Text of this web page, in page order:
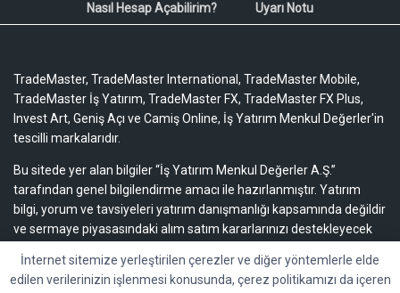
Nasıl Hesap Açabilirim?
Uyarı Notu
TradeMaster, TradeMaster International, TradeMaster Mobile,
TradeMaster İş Yatırım, TradeMaster FX, TradeMaster FX Plus,
Invest Art, Geniş Açı ve Camiş Online, İş Yatırım Menkul Değerler'in
tescilli markalarıdır.
Bu sitede yer alan bilgiler “İş Yatırım Menkul Değerler A.Ş.”
tarafından genel bilgilendirme amacı ile hazırlanmıştır. Yatırım
bilgi, yorum ve tavsiyeleri yatırım danışmanlığı kapsamında değildir
ve sermaye piyasasındaki alım satım kararlarınızı destekleyecek
Bu içeriğe ilişkin tüm telif hakları İş Yatırım Menkul Değerler A.Ş.’ye
İnternet sitemize yerleştirilen çerezler ve diğer yöntemlerle elde
edilen verilerinizin işlenmesi konusunda, çerez politikamızı da içeren